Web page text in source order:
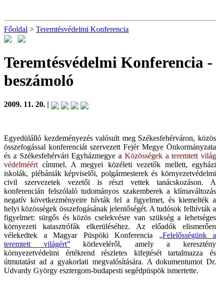
Főoldal > Teremtésvédelmi Konferencia
Teremtésvédelmi Konferencia -
beszámoló
2009. 11. 20. |
Egyedülálló kezdeményezés valósult meg Székesfehérváron, közös
összefogással konferenciát szervezett Fejér Megye Önkormányzata
és a Székesfehérvári Egyházmegye a Közösségek a teremtett világ
védelméért címmel. A megyei közéleti vezetők mellett, egyházi
iskolák, plébániák képviselői, polgármesterek és környezetvédelmi
civil szervezetek vezetői is részt vettek tanácskozáson. A
konferencián felszólaló tudományos szakemberek a klímaváltozás
negatív következményeire hívták fel a figyelmet, és kiemelték a
helyi közösségek összefogásának jelentőségét. A tudósok felhívták a
figyelmet: sürgős és közös cselekvésre van szükség a lehetséges
környezeti katasztrófák elkerüléséhez. Az előadók elismerően
vélekedtek a Magyar Püspöki Konferencia „Felelősségünk a
teremtett világért”körleveléről, amely a keresztény
környezetvédelmi értékrend részletes kifejtését tartalmazza és
útmutatást ad a gyakorlati megvalósítására. A dokumentumot Dr.
Udvardy György esztergom-budapesti segédpüspök ismertette.